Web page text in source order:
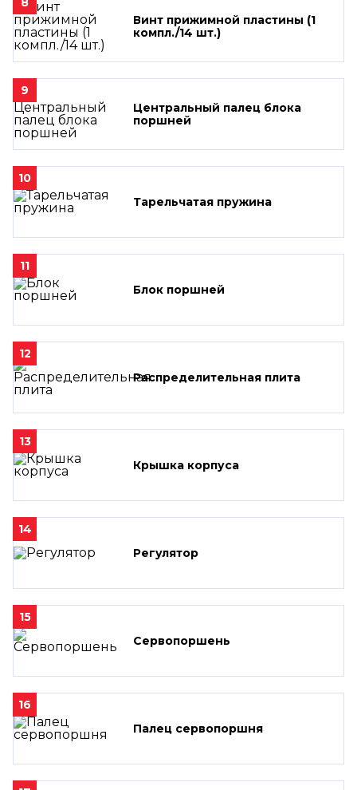
Винт прижимной пластины (1
компл./14 шт.)
9
Центральный палец блока
поршней
10
Тарельчатая пружина
11
Блок поршней
12
Распределительная плита
13
Крышка корпуса
14
Регулятор
15
Сервопоршень
16
Палец сервопоршня